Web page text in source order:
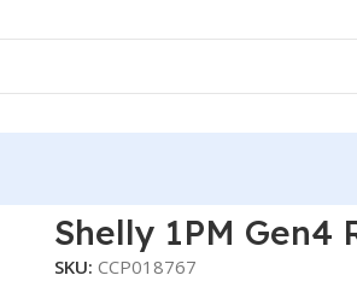
Shelly 1PM Gen4
SKU: CCP018767